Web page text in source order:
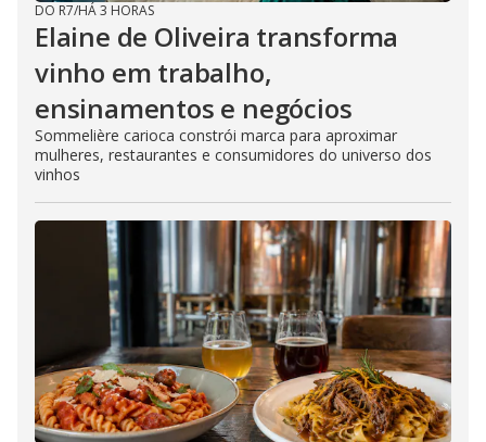
DO R7/HÁ 3 HORAS
Elaine de Oliveira transforma
vinho em trabalho,
ensinamentos e negócios
Sommelière carioca constrói marca para aproximar
mulheres, restaurantes e consumidores do universo dos
vinhos